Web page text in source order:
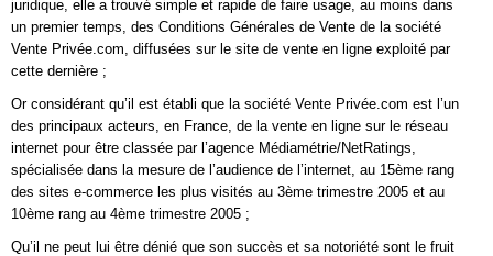
juridique, elle a trouvé simple et rapide de faire usage, au moins dans
un premier temps, des Conditions Générales de Vente de la société
Vente Privée.com, diffusées sur le site de vente en ligne exploité par
cette dernière ;
Or considérant qu’il est établi que la société Vente Privée.com est l’un
des principaux acteurs, en France, de la vente en ligne sur le réseau
internet pour être classée par l’agence Médiamétrie/NetRatings,
spécialisée dans la mesure de l’audience de l’internet, au 15ème rang
des sites e-commerce les plus visités au 3ème trimestre 2005 et au
10ème rang au 4ème trimestre 2005 ;
Qu’il ne peut lui être dénié que son succès et sa notoriété sont le fruit